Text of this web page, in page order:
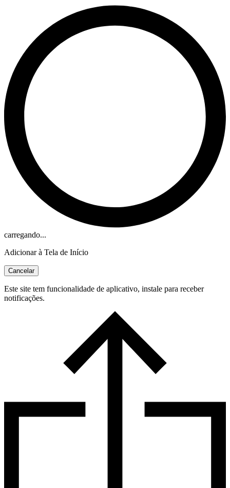
carregando...
Adicionar à Tela de Início
Cancelar
Este site tem funcionalidade de aplicativo, instale para receber
notificações.